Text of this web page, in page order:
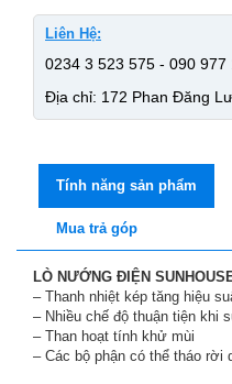
Liên Hệ:
0234 3 523 575 - 090 977
Địa chỉ: 172 Phan Đăng
Tính năng sản phẩm
Mua trả góp
LÒ NƯỚNG ĐIỆN
– Thanh nhiệt kép tăng hiệu
– Nhiều chế độ thuận tiện khi
– Than hoạt tính khử mùi
– Các bộ phận có thể tháo rời